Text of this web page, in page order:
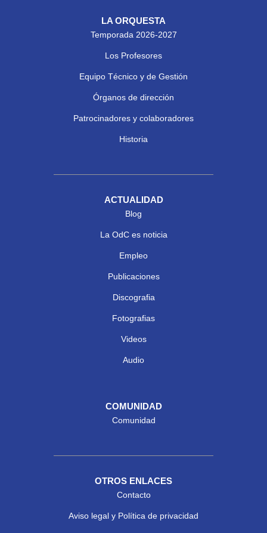
LA ORQUESTA
Temporada 2026-2027
Los Profesores
Equipo Técnico y de Gestión
Órganos de dirección
Patrocinadores y colaboradores
Historia
ACTUALIDAD
Blog
La OdC es noticia
Empleo
Publicaciones
Discografia
Fotografias
Videos
Audio
COMUNIDAD
Comunidad
OTROS ENLACES
Contacto
Aviso legal y Política de privacidad